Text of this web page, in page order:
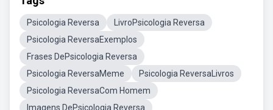
Psicologia Reversa
LivroPsicologia Reversa
Psicologia ReversaExemplos
Frases DePsicologia Reversa
Psicologia ReversaMeme
Psicologia ReversaLivros
Psicologia ReversaCom Homem
Imagens DePsicologia Reversa